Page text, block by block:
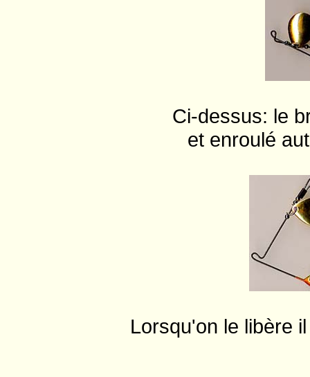
Ci-dessus: le
et enroulé
Lorsqu'on le libère